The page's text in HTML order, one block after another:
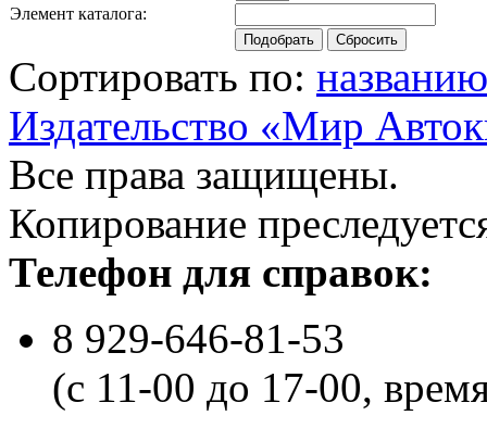
Элемент каталога:
Сортировать по: названию
Издательство «Мир
Все права защищены.
Копирование
Телефон для справок:
8 929-646-81-53
(с 11-00 до 17-00,